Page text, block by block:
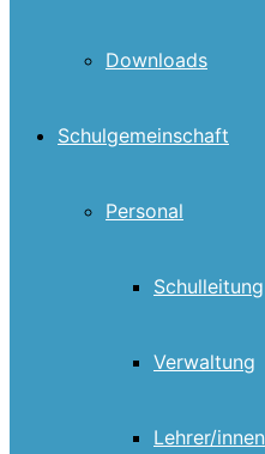
Downloads
Schulgemeinschaft
Personal
Schulleitung
Verwaltung
Lehrer/innen